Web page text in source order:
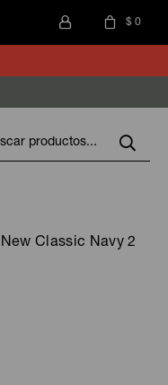
$ 0
Classic Navy 2